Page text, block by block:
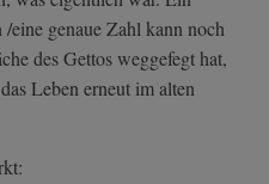
eine genaue Zahl kann noch
des Gettos weggefegt hat,
Leben erneut im alten